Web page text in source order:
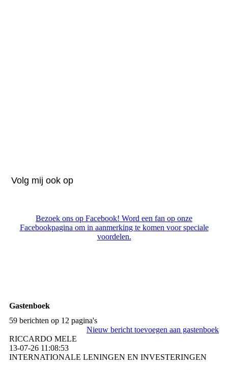
Volg mij ook op
Bezoek ons op Facebook! Word een fan op onze
Facebookpagina om in aanmerking te komen voor speciale
voordelen.
Gastenboek
59 berichten op 12 pagina's
Nieuw bericht toevoegen aan gastenboek
RICCARDO MELE
13-07-26 11:08:53
INTERNATIONALE LENINGEN EN INVESTERINGEN